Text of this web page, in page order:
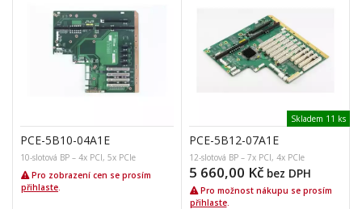
PCE-5B10-04A1E
10-slotová BP – 4x PCI, 5x PCIe
Pro zobrazení cen se prosím
přihlaste.
Skladem 11 ks
PCE-5B12-07A1E
12-slotová BP – 7x PCI, 4x PCIe
5 660,00 Kč bez DPH
Pro možnost nákupu se prosím
přihlaste.